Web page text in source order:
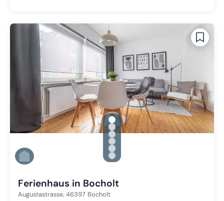
gallery.slide_selector
Zu Slide 1 wechseln
Zu Slide 2 wechseln
Zu Slide 3 wechseln
Zu Slide 4 wechseln
Zu Slide 5 wechseln
Zu Slide 6 wechseln
Ferienhaus in Bocholt
Augustastrasse, 46397 Bocholt